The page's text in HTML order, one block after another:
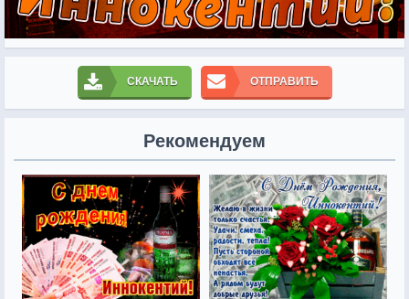
СКАЧАТЬ ОТПРАВИТЬ
Рекомендуем